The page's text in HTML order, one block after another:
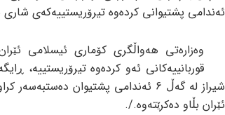
ئەندامی پشتیوانی کردەوە تیرۆریستییەکەی
وەزارەتی هەواڵگری کۆماری ئیسلامی
قوربانییەکانی ئەو کردەوە تیرۆریستییە،
شیراز لە گەڵ 6 ئەندامی پشتیوان
ئێران بڵاو دەکرێتەوە./.